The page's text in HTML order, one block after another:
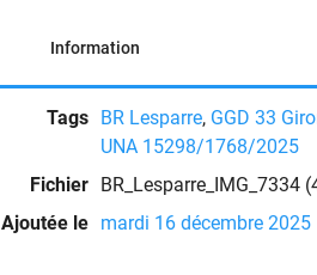
Information
Tags BR Lesparre, GGD 33
UNA 15298/1768/2025
Fichier
BR_Lesparre_IMG_7334
Ajoutée le mardi 16 décembre 2025